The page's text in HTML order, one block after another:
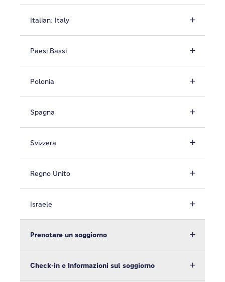
Italian: Italy
Paesi Bassi
Polonia
Spagna
Svizzera
Regno Unito
Israele
Prenotare un soggiorno
Check-in e Informazioni sul soggiorno